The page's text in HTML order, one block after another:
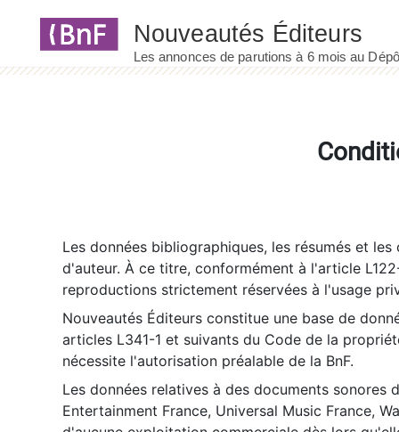
Les données bibliographiques, les résumés et
d'auteur. À ce titre, conformément à l'article
reproductions strictement réservées à l'usage
Nouveautés Éditeurs constitue une base de
articles L341-1 et suivants du Code de la
nécessite l'autorisation préalable de la BnF.
Les données relatives à des documents sonores
Entertainment France, Universal Music France,